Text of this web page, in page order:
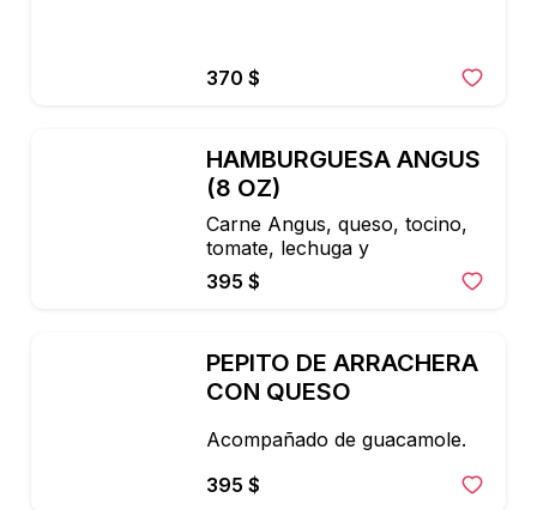
370 $
HAMBURGUESA ANGUS
(8 OZ)
Carne Angus, queso, tocino,
tomate, lechuga y
395 $
PEPITO DE ARRACHERA
CON QUESO
Acompañado de guacamole.
395 $